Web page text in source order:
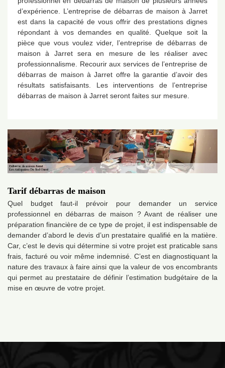
d’expérience. L’entreprise de débarras de maison à Jarret
est dans la capacité de vous offrir des prestations dignes
répondant à vos demandes en qualité. Quelque soit la
pièce que vous voulez vider, l’entreprise de débarras de
maison à Jarret sera en mesure de les réaliser avec
professionnalisme. Recourir aux services de l’entreprise de
débarras de maison à Jarret offre la garantie d’avoir des
résultats satisfaisants. Les interventions de l’entreprise
débarras de maison à Jarret seront faites sur mesure.
Tarif débarras de maison
Quel budget faut-il prévoir pour demander un service
professionnel en débarras de maison ? Avant de réaliser une
préparation financière de ce type de projet, il est indispensable de
demander d’abord le devis d’un prestataire qualifié en la matière.
Car, c’est le devis qui détermine si votre projet est praticable sans
frais, facturé ou voir même indemnisé. C’est en diagnostiquant la
nature des travaux à faire ainsi que la valeur de vos encombrants
qui permet au prestataire de définir l’estimation budgétaire de la
mise en œuvre de votre projet.